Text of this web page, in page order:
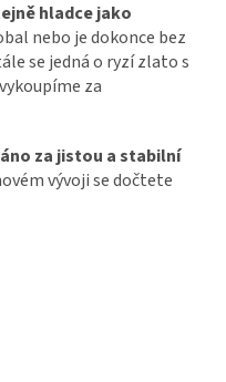
hladce jako
nebo je dokonce bez
se jedná o ryzí zlato s
za
za jistou a stabilní
vývoji se dočtete